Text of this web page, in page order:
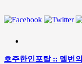
호주한인포탈 :: 멜번